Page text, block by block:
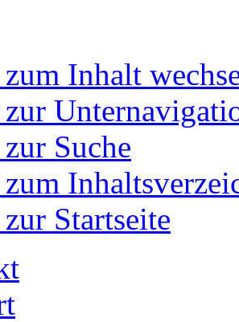
Inhalt
Suche
Startseite